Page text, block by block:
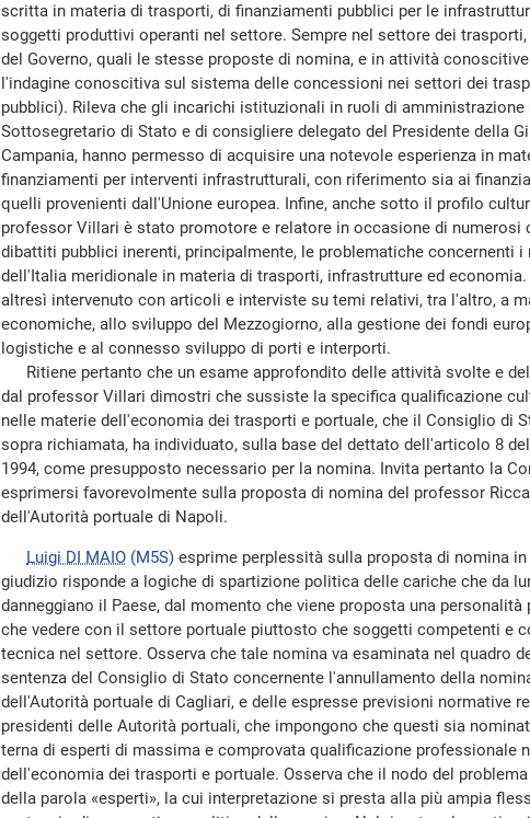
scritta in materia di trasporti, di finanziamenti pubblici per le
soggetti produttivi operanti nel settore. Sempre nel settore dei
del Governo, quali le stesse proposte di nomina, e in attività
l'indagine conoscitiva sul sistema delle concessioni nei settori dei
pubblici). Rileva che gli incarichi istituzionali in ruoli di
Sottosegretario di Stato e di consigliere delegato del Presidente della
Campania, hanno permesso di acquisire una notevole esperienza in
finanziamenti per interventi infrastrutturali, con riferimento sia ai
quelli provenienti dall'Unione europea. Infine, anche sotto il profilo
professor Villari è stato promotore e relatore in occasione di numerosi
dibattiti pubblici inerenti, principalmente, le problematiche concernenti
dell'Italia meridionale in materia di trasporti, infrastrutture ed economia.
altresì intervenuto con articoli e interviste su temi relativi, tra l'altro, a
economiche, allo sviluppo del Mezzogiorno, alla gestione dei fondi
logistiche e al connesso sviluppo di porti e interporti.
Ritiene pertanto che un esame approfondito delle attività svolte e
dal professor Villari dimostri che sussiste la specifica qualificazione
nelle materie dell'economia dei trasporti e portuale, che il Consiglio di
sopra richiamata, ha individuato, sulla base del dettato dell'articolo 8
1994, come presupposto necessario per la nomina. Invita pertanto la
esprimersi favorevolmente sulla proposta di nomina del professor
dell'Autorità portuale di Napoli.
Luigi DI MAIO (M5S) esprime perplessità sulla proposta di nomina in
giudizio risponde a logiche di spartizione politica delle cariche che da
danneggiano il Paese, dal momento che viene proposta una
che vedere con il settore portuale piuttosto che soggetti competenti e
tecnica nel settore. Osserva che tale nomina va esaminata nel quadro
sentenza del Consiglio di Stato concernente l'annullamento della
dell'Autorità portuale di Cagliari, e delle espresse previsioni normative
presidenti delle Autorità portuali, che impongono che questi sia
terna di esperti di massima e comprovata qualificazione professionale
dell'economia dei trasporti e portuale. Osserva che il nodo del
della parola «esperti», la cui interpretazione si presta alla più ampia